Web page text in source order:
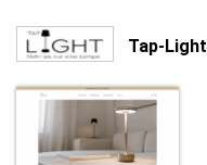
Tap-Light